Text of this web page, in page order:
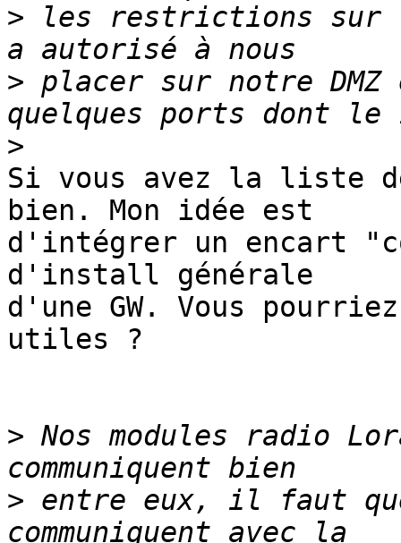
> les restrictions sur
> placer sur notre
>
Si vous avez la liste
bien. Mon idée est
d'intégrer un encart
d'install générale
d'une GW. Vous
utiles ?
> Nos modules radio
> entre eux, il faut